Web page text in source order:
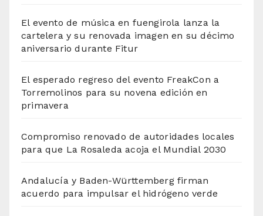
El evento de música en fuengirola lanza la
cartelera y su renovada imagen en su décimo
aniversario durante Fitur
El esperado regreso del evento FreakCon a
Torremolinos para su novena edición en
primavera
Compromiso renovado de autoridades locales
para que La Rosaleda acoja el Mundial 2030
Andalucía y Baden-Württemberg firman
acuerdo para impulsar el hidrógeno verde